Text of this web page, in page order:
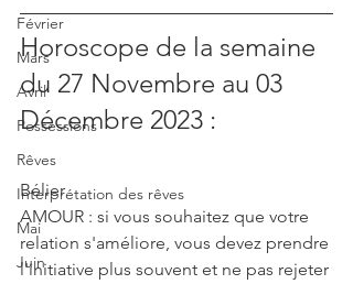
Février
Mars
Avril
Possessions
Rêves
Interprétation des rêves
Mai
Juin
Horoscope de la semaine
du 27 Novembre au 03
Décembre 2023 :
Bélier
AMOUR : si vous souhaitez que votre
relation s'améliore, vous devez prendre
l'initiative plus souvent et ne pas rejeter